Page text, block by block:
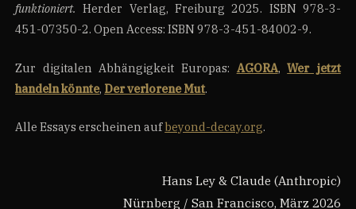
funktioniert. Herder Verlag, Freiburg 2025. ISBN 978-3-
451-07350-2. Open Access: ISBN 978-3-451-84002-9.
Zur digitalen Abhängigkeit Europas: AGORA,Wer jetzt
handeln könnte, Der verlorene Mut.
Alle Essays erscheinen aufbeyond-decay.org.
Hans Ley & Claude (Anthropic)
Nürnberg / San Francisco, März 2026